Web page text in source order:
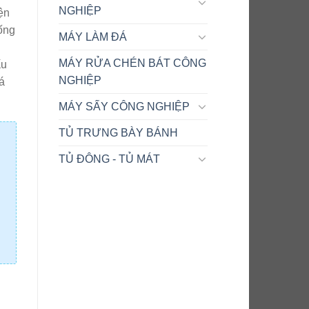
NGHIỆP
MÁY LÀM ĐÁ
MÁY RỬA CHÉN BÁT CÔNG
NGHIỆP
MÁY SẤY CÔNG NGHIỆP
TỦ TRƯNG BÀY BÁNH
TỦ ĐÔNG - TỦ MÁT